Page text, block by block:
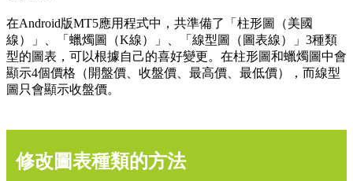
在Android版MT5應用程式中，共準備了「柱形圖（美國
線）」、「蠟燭圖（K線）」、「線型圖（圖表線）」3種類
型的圖表，可以根據自己的喜好變更。在柱形圖和蠟燭圖中會
顯示4個價格（開盤價、收盤價、最高價、最低價），而線型
圖只會顯示收盤價。
修改圖表種類的方法